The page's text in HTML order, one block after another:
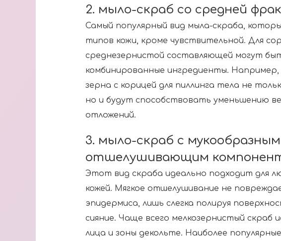
2. мыло-скраб со средней
Самый популярный вид мыла-скраба,
типов кожи, кроме чувствительной. Для
среднезернистой составляющей могут
комбинированные ингредиенты.
зерна с корицей для пиллинга тела не
но и будут способствовать уменьшению
отложений.
3. мыло-скраб с мукообразным
отшелушивающим
Этот вид скраба идеально подходит для
кожей. Мягкое отшелушивание не
эпидермиса, лишь слегка полируя
сияние. Чаще всего мелкозернистый скраб
лица и зоны декольте. Наиболее